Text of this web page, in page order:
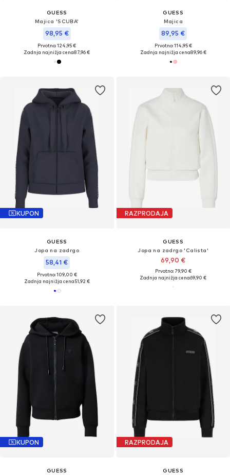
GUESS
Majica 'SCUBA'
98,95 €
Prvotno: 124,95 €
Zadnja najnižja cena87,96 €
GUESS
Majica
89,95 €
Prvotno: 114,95 €
Zadnja najnižja cena89,96 €
KUPON
GUESS
Jopa na zadrgo
58,41 €
Prvotno: 109,00 €
Zadnja najnižja cena51,92 €
RAZPRODAJA
GUESS
Jopa na zadrgo 'Calista'
69,90 €
Prvotno: 79,90 €
Zadnja najnižja cena69,90 €
KUPON
GUESS
RAZPRODAJA
GUESS